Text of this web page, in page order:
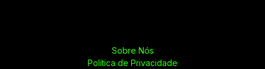
Sobre Nós
Política de Privacidade